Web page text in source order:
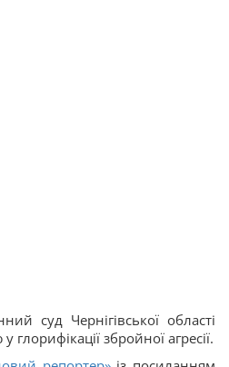
суд Чернігівської області
збройної агресії.